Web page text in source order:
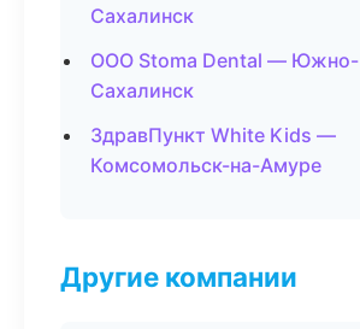
Сахалинск
ООО Stoma Dental — Южно-
Сахалинск
ЗдравПункт White Kids —
Комсомольск-на-Амуре
Другие компании